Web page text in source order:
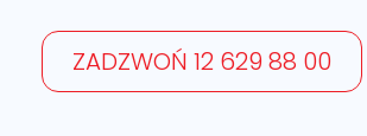
ZADZWOŃ 12 629 88 00